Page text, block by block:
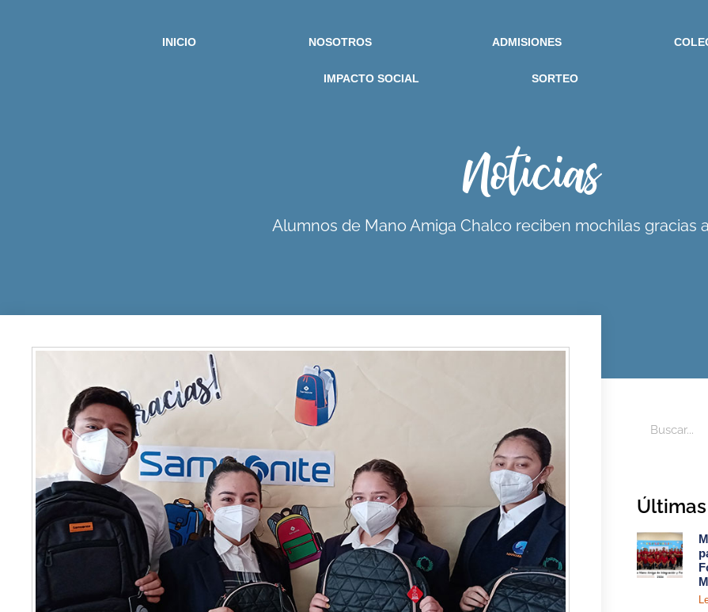
INICIO NOSOTROS ADMISIONES
IMPACTO SOCIAL SORTEO
Noticias
Alumnos de Mano Amiga Chalco reciben mochilas gracias